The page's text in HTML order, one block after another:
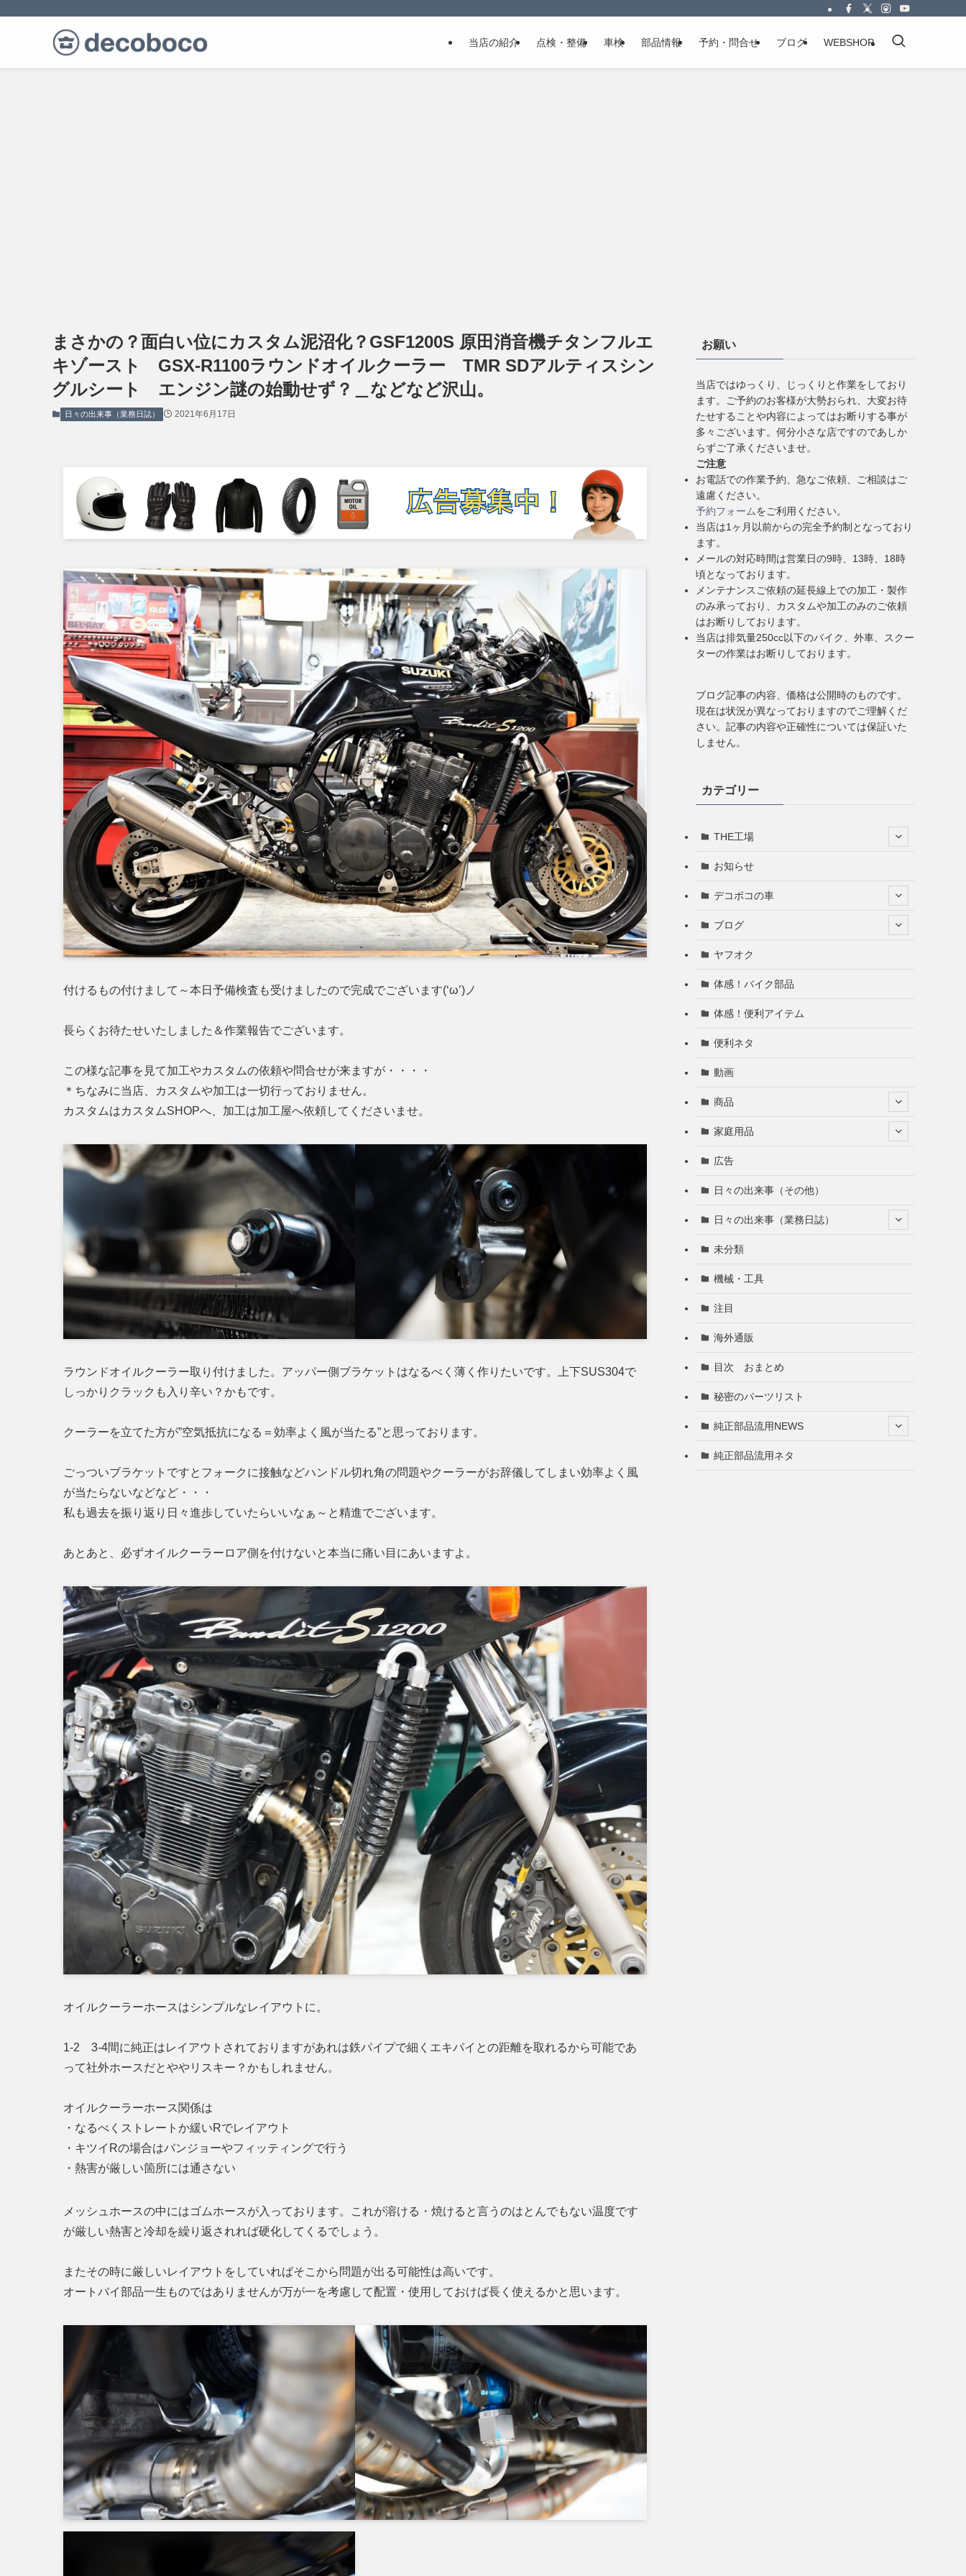
当店の紹介 点検・整備 車検 部品情報 予約・問合せ ブログ WEBSHOP
まさかの？面白い位にカスタム泥沼化？GSF1200S 原田消音機チタンフルエ
キゾースト GSX-R1100ラウンドオイルクーラー TMR SDアルティスシン
グルシート エンジン謎の始動せず？＿などなど沢山。
日々の出来事（業務日誌） 2021年6月17日
付けるもの付けまして～本日予備検査も受けましたので完成でございます(‘ω’)ノ
長らくお待たせいたしました＆作業報告でございます。
この様な記事を見て加工やカスタムの依頼や問合せが来ますが・・・・
＊ちなみに当店、カスタムや加工は一切行っておりません。
カスタムはカスタムSHOPへ、加工は加工屋へ依頼してくださいませ。
ラウンドオイルクーラー取り付けました。アッパー側ブラケットはなるべく薄く作りたいです。上下SUS304で
しっかりクラックも入り辛い？かもです。
クーラーを立てた方が”空気抵抗になる＝効率よく風が当たる”と思っております。
ごっついブラケットですとフォークに接触などハンドル切れ角の問題やクーラーがお辞儀してしまい効率よく風
が当たらないなどなど・・・
私も過去を振り返り日々進歩していたらいいなぁ～と精進でございます。
あとあと、必ずオイルクーラーロア側を付けないと本当に痛い目にあいますよ。
オイルクーラーホースはシンプルなレイアウトに。
1-2 3-4間に純正はレイアウトされておりますがあれは鉄パイプで細くエキパイとの距離を取れるから可能であ
って社外ホースだとややリスキー？かもしれません。
オイルクーラーホース関係は
・なるべくストレートか緩いRでレイアウト
・キツイRの場合はバンジョーやフィッティングで行う
・熱害が厳しい箇所には通さない
メッシュホースの中にはゴムホースが入っております。これが溶ける・焼けると言うのはとんでもない温度です
が厳しい熱害と冷却を繰り返されれば硬化してくるでしょう。
またその時に厳しいレイアウトをしていればそこから問題が出る可能性は高いです。
オートバイ部品一生ものではありませんが万が一を考慮して配置・使用しておけば長く使えるかと思います。
お願い
当店ではゆっくり、じっくりと作業をしており
ます。ご予約のお客様が大勢おられ、大変お待
たせすることや内容によってはお断りする事が
多々ございます。何分小さな店ですのであしか
らずご了承くださいませ。
ご注意
お電話での作業予約、急なご依頼、ご相談はご
遠慮ください。
予約フォームをご利用ください。
当店は1ヶ月以前からの完全予約制となっており
ます。
メールの対応時間は営業日の9時、13時、18時
頃となっております。
メンテナンスご依頼の延長線上での加工・製作
のみ承っており、カスタムや加工のみのご依頼
はお断りしております。
当店は排気量250cc以下のバイク、外車、スクー
ターの作業はお断りしております。
ブログ記事の内容、価格は公開時のものです。
現在は状況が異なっておりますのでご理解くだ
さい。記事の内容や正確性については保証いた
しません。
カテゴリー
THE工場
お知らせ
デコボコの車
ブログ
ヤフオク
体感！バイク部品
体感！便利アイテム
便利ネタ
動画
商品
家庭用品
広告
日々の出来事（その他）
日々の出来事（業務日誌）
未分類
機械・工具
注目
海外通販
目次 おまとめ
秘密のパーツリスト
純正部品流用NEWS
純正部品流用ネタ